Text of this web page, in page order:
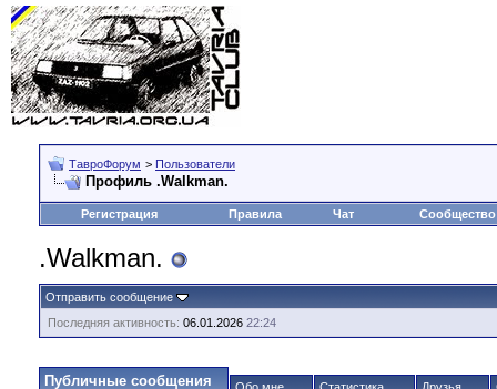
ТавроФорум > Пользователи
Профиль .Walkman.
Регистрация Правила Чат Сообщество
.Walkman.
Отправить сообщение
Последняя активность: 06.01.2026 22:24
Публичные сообщения